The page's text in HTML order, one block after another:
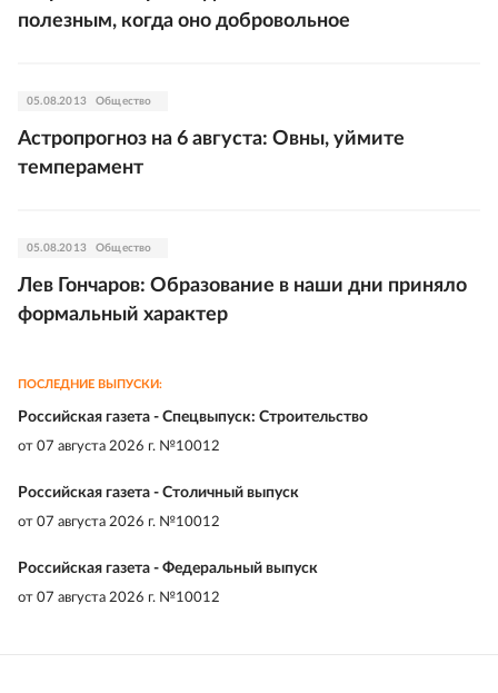
полезным, когда оно добровольное
05.08.2013 Общество
Астропрогноз на 6 августа: Овны, уймите
темперамент
05.08.2013 Общество
Лев Гончаров: Образование в наши дни приняло
формальный характер
ПОСЛЕДНИЕ ВЫПУСКИ:
Российская газета - Спецвыпуск: Строительство
от 07 августа 2026 г. №10012
Российская газета - Столичный выпуск
от 07 августа 2026 г. №10012
Российская газета - Федеральный выпуск
от 07 августа 2026 г. №10012